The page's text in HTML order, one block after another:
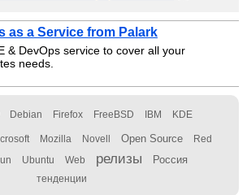
as a Service from Palark
& DevOps service to cover all your
needs.
Debian Firefox FreeBSD IBM KDE
Mozilla Novell Open Source Red
Ubuntu Web релизы Россия
тенденции